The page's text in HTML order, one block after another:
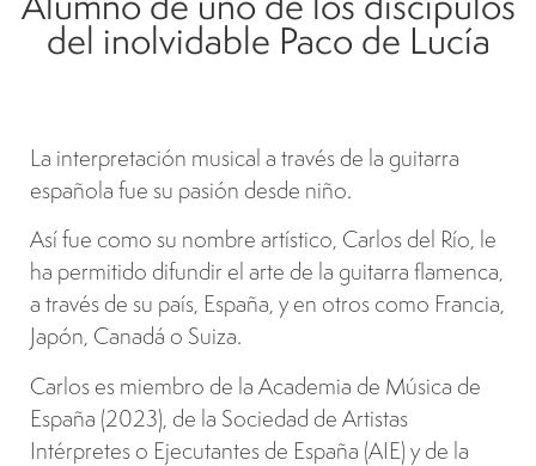
del inolvidable Paco de Lucía
La interpretación musical a través de la guitarra
española fue su pasión desde niño.
Así fue como su nombre artístico, Carlos del Río, le
ha permitido difundir el arte de la guitarra flamenca,
a través de su país, España, y en otros como Francia,
Japón, Canadá o Suiza.
Carlos es miembro de la Academia de Música de
España (2023), de la Sociedad de Artistas
Intérpretes o Ejecutantes de España (AIE) y de la